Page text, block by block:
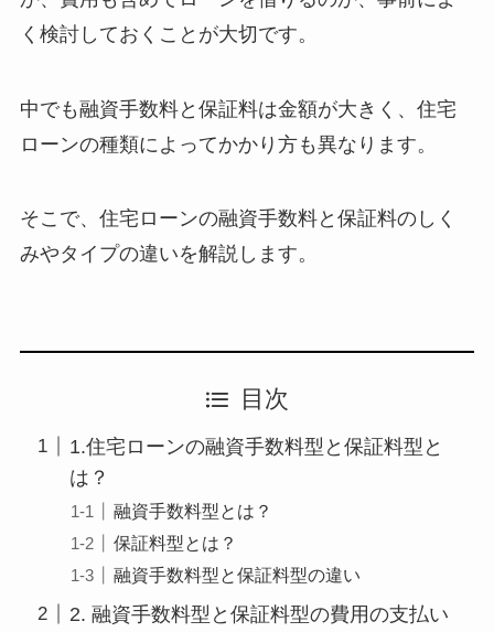
く検討しておくことが大切です。
中でも融資手数料と保証料は金額が大きく、住宅
ローンの種類によってかかり方も異なります。
そこで、住宅ローンの融資手数料と保証料のしく
みやタイプの違いを解説します。
目次
1.住宅ローンの融資手数料型と保証料型と
は？
融資手数料型とは？
保証料型とは？
融資手数料型と保証料型の違い
2. 融資手数料型と保証料型の費用の支払い